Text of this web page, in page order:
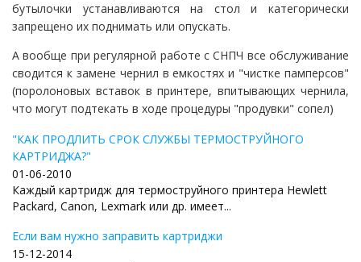
бутылочки устанавливаются на стол и категорически
запрещено их поднимать или опускать.
А вообще при регулярной работе с СНПЧ все обслуживание
сводится к замене чернил в емкостях и "чистке памперсов"
(поролоновых вставок в принтере, впитывающих чернила,
что могут подтекать в ходе процедуры "продувки" сопел)
"КАК ПРОДЛИТЬ СРОК СЛУЖБЫ ТЕРМОСТРУЙНОГО
КАРТРИДЖА?"
01-06-2010
Каждый картридж для термоструйного принтера Hewlett
Packard, Canon, Lexmark или др. имеет...
Если вам нужно заправить картриджи
15-12-2014